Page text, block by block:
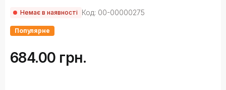
Немає в наявності Код: 00-00000275
Популярне
684.00 грн.